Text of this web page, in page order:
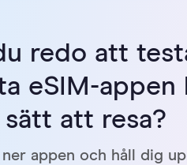
redo att
eSIM-appen
att resa?
ner appen och håll dig